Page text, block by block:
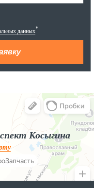
данных*
Косыгина